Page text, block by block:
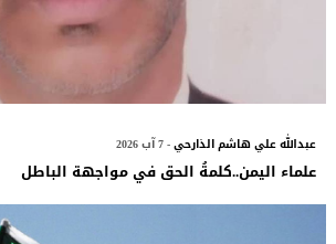
عبدالله علي هاشم الذارحي- 7 آب 2026
علماء اليمن..كلمةُ الحق في مواجهة الباطل